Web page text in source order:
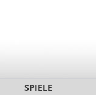
SPIELE